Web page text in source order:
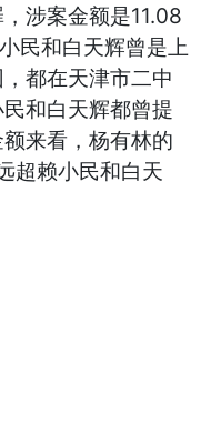
涉案金额是11.08
民和白天辉曾是上
都在天津市二中
和白天辉都曾提
来看，杨有林的
超赖小民和白天